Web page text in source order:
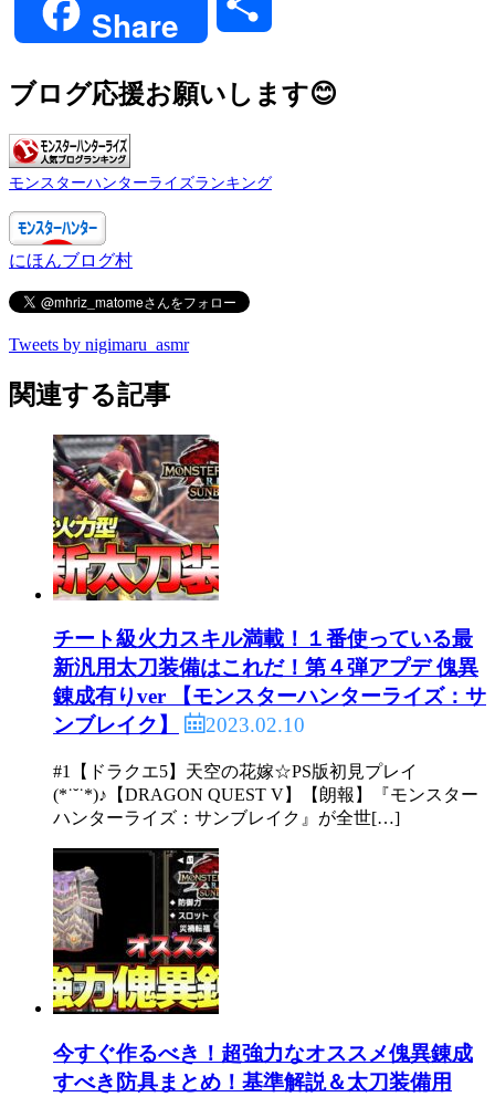
Share
ブログ応援お願いします😊
モンスターハンターライズランキング
にほんブログ村
Tweets by nigimaru_asmr
関連する記事
チート級火力スキル満載！１番使っている最
新汎用太刀装備はこれだ！第４弾アプデ 傀異
錬成有りver 【モンスターハンターライズ：サ
ンブレイク】
2023.02.10
#1【ドラクエ5】天空の花嫁☆PS版初見プレイ
(*˙˘˙*)♪【DRAGON QUEST V】【朗報】『モンスター
ハンターライズ：サンブレイク』が全世[…]
今すぐ作るべき！超強力なオススメ傀異錬成
すべき防具まとめ！基準解説＆太刀装備用